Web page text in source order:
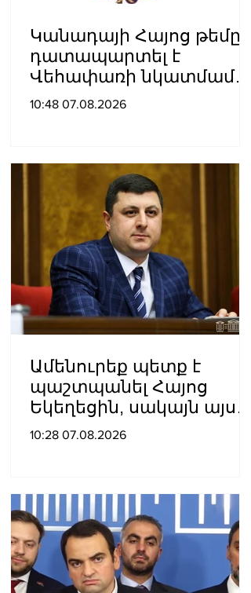
Կանադայի Հայոց թեմը
դատապարտել է
Վեհափառի նկատմամբ
քրեական հետապնդումը
10:48 07.08.2026
Ամենուրեք պետք է
պաշտպանել Հայոց
Եկեղեցին, սակայն այս
ամենին վերջ տալու,
իշխանափոխությունն է.
Տիգրան Աբրահամյան
10:28 07.08.2026